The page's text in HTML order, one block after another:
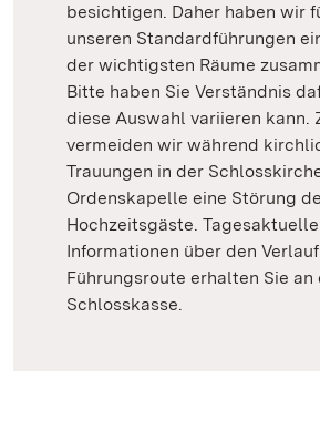
besichtigen. Daher haben wir
unseren Standardführungen
der wichtigsten Räume
Bitte haben Sie Verständnis
diese Auswahl variieren kann.
vermeiden wir während
Trauungen in der
Ordenskapelle eine Störung
Hochzeitsgäste. Tagesaktuelle
Informationen über den
Führungsroute erhalten Sie an
Schlosskasse.